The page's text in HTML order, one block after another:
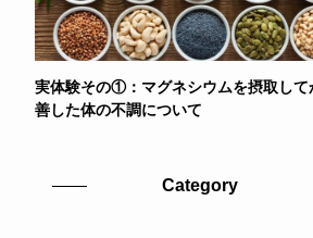
実体験その①：マグネシウムを摂取して
善した体の不調について
Category